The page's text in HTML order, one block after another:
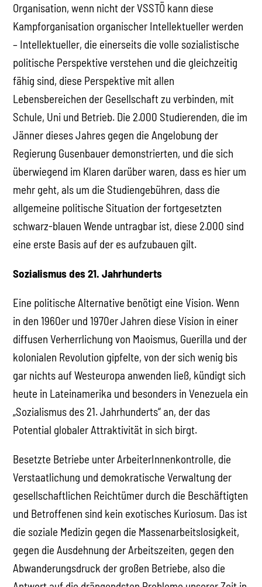
Organisation, wenn nicht der VSSTÖ kann diese
Kampforganisation organischer Intellektueller werden
– Intellektueller, die einerseits die volle sozialistische
politische Perspektive verstehen und die gleichzeitig
fähig sind, diese Perspektive mit allen
Lebensbereichen der Gesellschaft zu verbinden, mit
Schule, Uni und Betrieb. Die 2.000 Studierenden, die im
Jänner dieses Jahres gegen die Angelobung der
Regierung Gusenbauer demonstrierten, und die sich
überwiegend im Klaren darüber waren, dass es hier um
mehr geht, als um die Studiengebühren, dass die
allgemeine politische Situation der fortgesetzten
schwarz-blauen Wende untragbar ist, diese 2.000 sind
eine erste Basis auf der es aufzubauen gilt.
Sozialismus des 21. Jahrhunderts
Eine politische Alternative benötigt eine Vision. Wenn
in den 1960er und 1970er Jahren diese Vision in einer
diffusen Verherrlichung von Maoismus, Guerilla und der
kolonialen Revolution gipfelte, von der sich wenig bis
gar nichts auf Westeuropa anwenden ließ, kündigt sich
heute in Lateinamerika und besonders in Venezuela ein
„Sozialismus des 21. Jahrhunderts“ an, der das
Potential globaler Attraktivität in sich birgt.
Besetzte Betriebe unter ArbeiterInnenkontrolle, die
Verstaatlichung und demokratische Verwaltung der
gesellschaftlichen Reichtümer durch die Beschäftigten
und Betroffenen sind kein exotisches Kuriosum. Das ist
die soziale Medizin gegen die Massenarbeitslosigkeit,
gegen die Ausdehnung der Arbeitszeiten, gegen den
Abwanderungsdruck der großen Betriebe, also die